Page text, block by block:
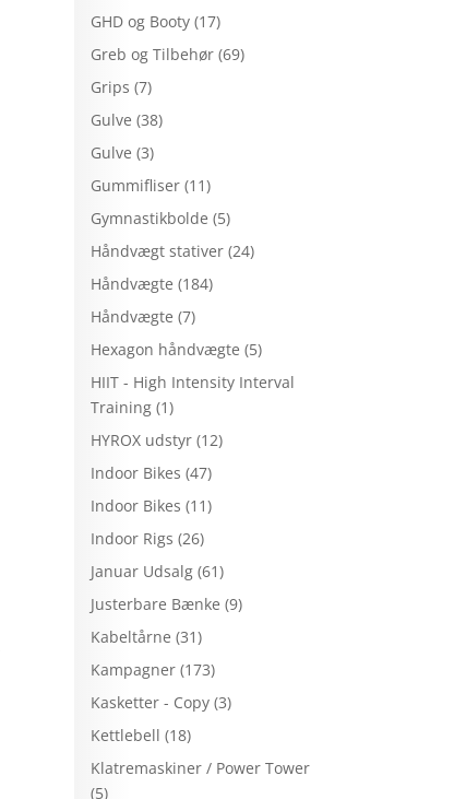
GHD og Booty (17)
Greb og Tilbehør (69)
Grips (7)
Gulve (38)
Gulve (3)
Gummifliser (11)
Gymnastikbolde (5)
Håndvægt stativer (24)
Håndvægte (184)
Håndvægte (7)
Hexagon håndvægte (5)
HIIT - High Intensity Interval
Training (1)
HYROX udstyr (12)
Indoor Bikes (47)
Indoor Bikes (11)
Indoor Rigs (26)
Januar Udsalg (61)
Justerbare Bænke (9)
Kabeltårne (31)
Kampagner (173)
Kasketter - Copy (3)
Kettlebell (18)
Klatremaskiner / Power Tower
(5)